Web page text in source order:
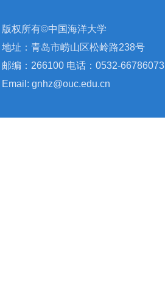
版权所有©中国海洋大学
地址：青岛市崂山区松岭路238号
邮编：266100 电话：0532-66786073
Email: gnhz@ouc.edu.cn